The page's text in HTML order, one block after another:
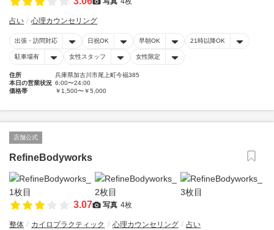
占い 心理カウンセリング
出張・訪問対応 日祝OK 早朝OK 21時以降OK
駐車場有 女性スタッフ 女性限定
住所
兵庫県加古川市尾上町今福385
本日の営業状況 6:00〜24:00
価格帯
￥1,500〜￥5,000
店舗公式
RefineBodyworks
3.07 写真 4枚
整体 カイロプラクティック 心理カウンセリング 占い